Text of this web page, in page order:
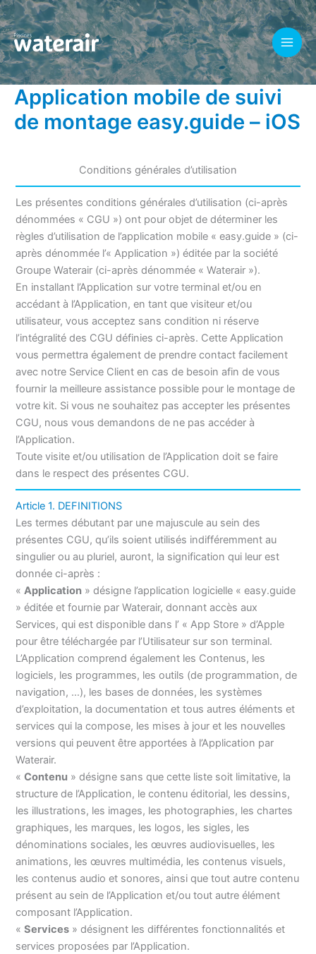
Aller
au
contenu
Application mobile de suivi
de montage easy.guide – iOS
Conditions générales d’utilisation
Les présentes conditions générales d’utilisation (ci-après
dénommées « CGU ») ont pour objet de déterminer les
règles d’utilisation de l’application mobile « easy.guide » (ci-
après dénommée l’« Application ») éditée par la société
Groupe Waterair (ci-après dénommée « Waterair »).
En installant l’Application sur votre terminal et/ou en
accédant à l’Application, en tant que visiteur et/ou
utilisateur, vous acceptez sans condition ni réserve
l’intégralité des CGU définies ci-après. Cette Application
vous permettra également de prendre contact facilement
avec notre Service Client en cas de besoin afin de vous
fournir la meilleure assistance possible pour le montage de
votre kit. Si vous ne souhaitez pas accepter les présentes
CGU, nous vous demandons de ne pas accéder à
l’Application.
Toute visite et/ou utilisation de l’Application doit se faire
dans le respect des présentes CGU.
Article 1. DEFINITIONS
Les termes débutant par une majuscule au sein des
présentes CGU, qu’ils soient utilisés indifféremment au
singulier ou au pluriel, auront, la signification qui leur est
donnée ci-après :
«Application » désigne l’application logicielle « easy.guide
» éditée et fournie par Waterair, donnant accès aux
Services, qui est disponible dans l’ « App Store » d’Apple
pour être téléchargée par l’Utilisateur sur son terminal.
L’Application comprend également les Contenus, les
logiciels, les programmes, les outils (de programmation, de
navigation, …), les bases de données, les systèmes
d’exploitation, la documentation et tous autres éléments et
services qui la compose, les mises à jour et les nouvelles
versions qui peuvent être apportées à l’Application par
Waterair.
«Contenu » désigne sans que cette liste soit limitative, la
structure de l’Application, le contenu éditorial, les dessins,
les illustrations, les images, les photographies, les chartes
graphiques, les marques, les logos, les sigles, les
dénominations sociales, les œuvres audiovisuelles, les
animations, les œuvres multimédia, les contenus visuels,
les contenus audio et sonores, ainsi que tout autre contenu
présent au sein de l’Application et/ou tout autre élément
composant l’Application.
«Services » désignent les différentes fonctionnalités et
services proposées par l’Application.